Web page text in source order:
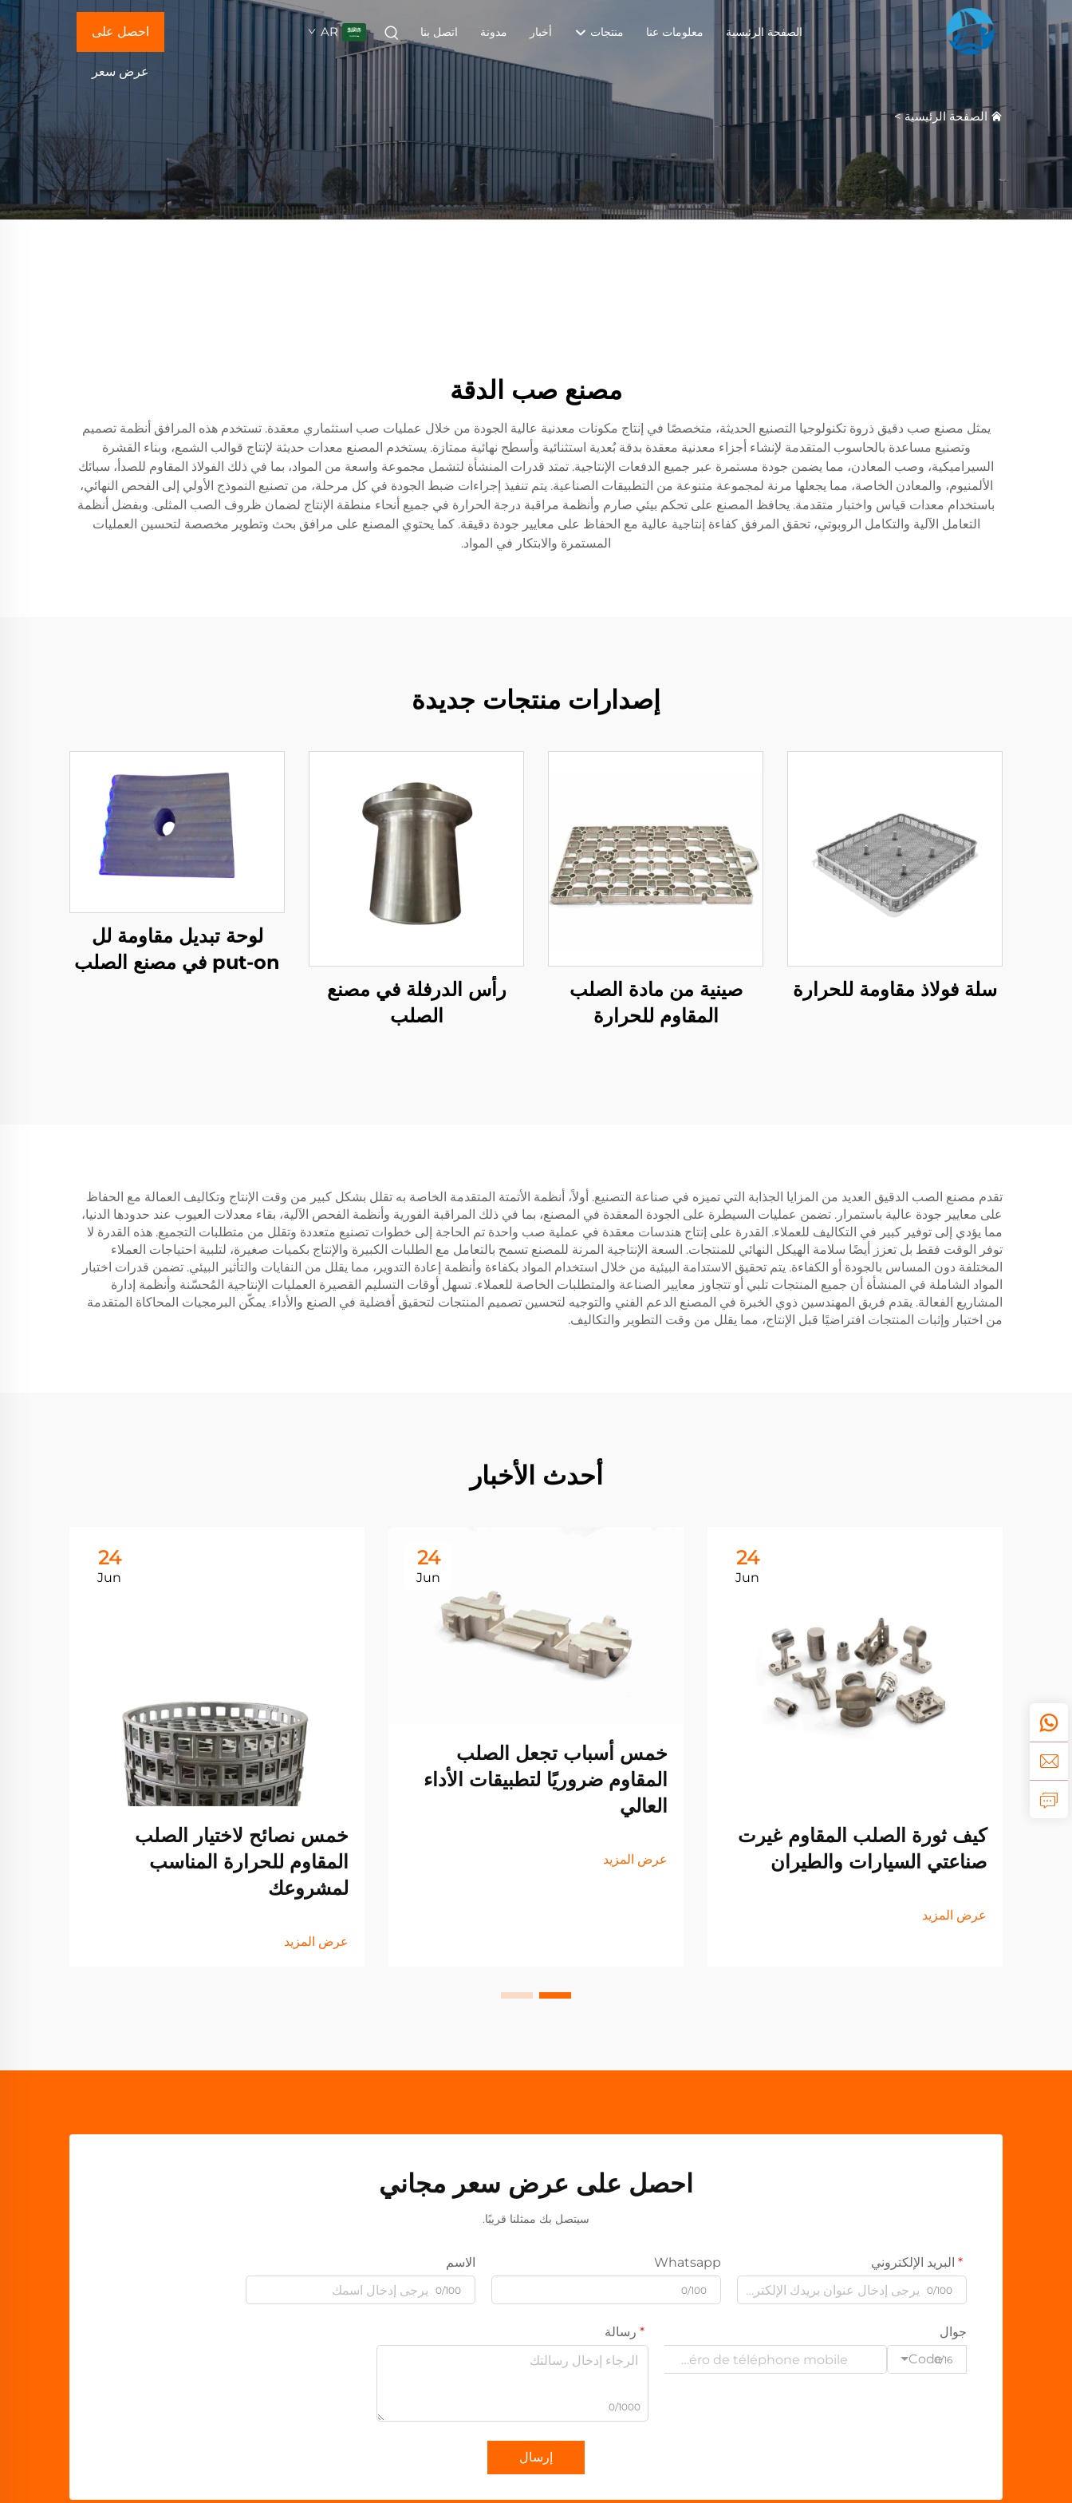
الصفحة الرئيسية معلومات عنا منتجات أخبار مدونة اتصل بنا AR احصل على
عرض سعر
الصفحة الرئيسية>
مصنع صب الدقة
يمثل مصنع صب دقيق ذروة تكنولوجيا التصنيع الحديثة، متخصصًا في إنتاج مكونات معدنية عالية الجودة من خلال عمليات صب استثماري معقدة. تستخدم هذه المرافق أنظمة تصميم
وتصنيع مساعدة بالحاسوب المتقدمة لإنشاء أجزاء معدنية معقدة بدقة بُعدية استثنائية وأسطح نهائية ممتازة. يستخدم المصنع معدات حديثة لإنتاج قوالب الشمع، وبناء القشرة
السيراميكية، وصب المعادن، مما يضمن جودة مستمرة عبر جميع الدفعات الإنتاجية. تمتد قدرات المنشأة لتشمل مجموعة واسعة من المواد، بما في ذلك الفولاذ المقاوم للصدأ، سبائك
الألمنيوم، والمعادن الخاصة، مما يجعلها مرنة لمجموعة متنوعة من التطبيقات الصناعية. يتم تنفيذ إجراءات ضبط الجودة في كل مرحلة، من تصنيع النموذج الأولي إلى الفحص النهائي،
باستخدام معدات قياس واختبار متقدمة. يحافظ المصنع على تحكم بيئي صارم وأنظمة مراقبة درجة الحرارة في جميع أنحاء منطقة الإنتاج لضمان ظروف الصب المثلى. وبفضل أنظمة
التعامل الآلية والتكامل الروبوتي، تحقق المرفق كفاءة إنتاجية عالية مع الحفاظ على معايير جودة دقيقة. كما يحتوي المصنع على مرافق بحث وتطوير مخصصة لتحسين العمليات
المستمرة والابتكار في المواد.
إصدارات منتجات جديدة
سلة فولاذ مقاومة للحرارة
صينية من مادة الصلب
المقاوم للحرارة
رأس الدرفلة في مصنع
الصلب
لوحة تبديل مقاومة لل
put-on في مصنع الصلب
تقدم مصنع الصب الدقيق العديد من المزايا الجذابة التي تميزه في صناعة التصنيع. أولاً، أنظمة الأتمتة المتقدمة الخاصة به تقلل بشكل كبير من وقت الإنتاج وتكاليف العمالة مع الحفاظ
على معايير جودة عالية باستمرار. تضمن عمليات السيطرة على الجودة المعقدة في المصنع، بما في ذلك المراقبة الفورية وأنظمة الفحص الآلية، بقاء معدلات العيوب عند حدودها الدنيا،
مما يؤدي إلى توفير كبير في التكاليف للعملاء. القدرة على إنتاج هندسات معقدة في عملية صب واحدة تم الحاجة إلى خطوات تصنيع متعددة وتقلل من متطلبات التجميع. هذه القدرة لا
توفر الوقت فقط بل تعزز أيضًا سلامة الهيكل النهائي للمنتجات. السعة الإنتاجية المرنة للمصنع تسمح بالتعامل مع الطلبات الكبيرة والإنتاج بكميات صغيرة، لتلبية احتياجات العملاء
المختلفة دون المساس بالجودة أو الكفاءة. يتم تحقيق الاستدامة البيئية من خلال استخدام المواد بكفاءة وأنظمة إعادة التدوير، مما يقلل من النفايات والتأثير البيئي. تضمن قدرات اختبار
المواد الشاملة في المنشأة أن جميع المنتجات تلبي أو تتجاوز معايير الصناعة والمتطلبات الخاصة للعملاء. تسهل أوقات التسليم القصيرة العمليات الإنتاجية المُحسّنة وأنظمة إدارة
المشاريع الفعالة. يقدم فريق المهندسين ذوي الخبرة في المصنع الدعم الفني والتوجيه لتحسين تصميم المنتجات لتحقيق أفضلية في الصنع والأداء. يمكّن البرمجيات المحاكاة المتقدمة
من اختبار وإثبات المنتجات افتراضيًا قبل الإنتاج، مما يقلل من وقت التطوير والتكاليف.
أحدث الأخبار
24
Jun
كيف ثورة الصلب المقاوم غيرت
صناعتي السيارات والطيران
عرض المزيد
24
Jun
خمس أسباب تجعل الصلب
المقاوم ضروريًا لتطبيقات الأداء
العالي
عرض المزيد
24
Jun
خمس نصائح لاختيار الصلب
المقاوم للحرارة المناسب
لمشروعك
عرض المزيد
احصل على عرض سعر مجاني
سيتصل بك ممثلنا قريبًا.
البريد الإلكتروني
0/100
Whatsapp
0/100
الاسم
0/100
جوال
Code0/16
رسالة
0/1000
إرسال